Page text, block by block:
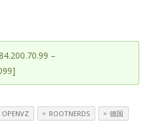
–
OPENVZ ROOTNERDS
德国